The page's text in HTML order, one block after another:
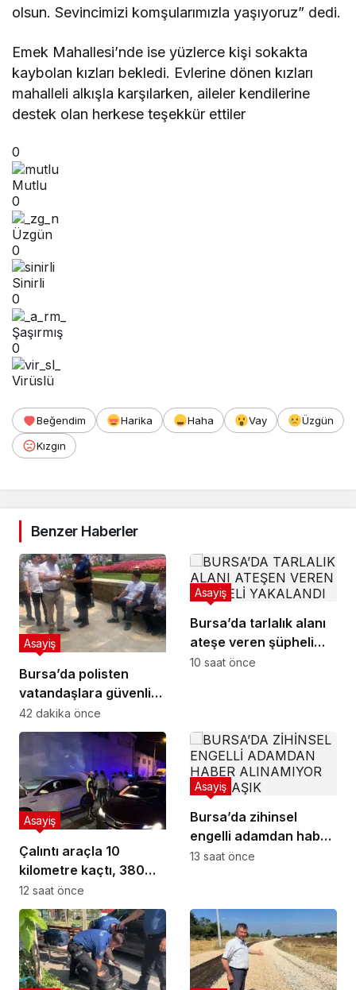
olsun. Sevincimizi komşularımızla yaşıyoruz” dedi.
Emek Mahallesi’nde ise yüzlerce kişi sokakta
kaybolan kızları bekledi. Evlerine dönen kızları
mahalleli alkışla karşılarken, aileler kendilerine
destek olan herkese teşekkür ettiler
0
Mutlu
0
Üzgün
0
Sinirli
0
Şaşırmış
0
Virüslü
Beğendim Harika Haha Vay
Üzgün
Kızgın
Benzer Haberler
Bursa’da polisten
vatandaşlara güvenlik
bilgilendirmesi
Asayiş
42 dakika önce
Bursa’da tarlalık alanı
ateşe veren şüpheli
yakalandı
Asayiş
10 saat önce
Çalıntı araçla 10
kilometre kaçtı, 380
bin TL ceza yedi
Asayiş
12 saat önce
Bursa’da zihinsel
engelli adamdan haber
alınamıyor
Asayiş
13 saat önce